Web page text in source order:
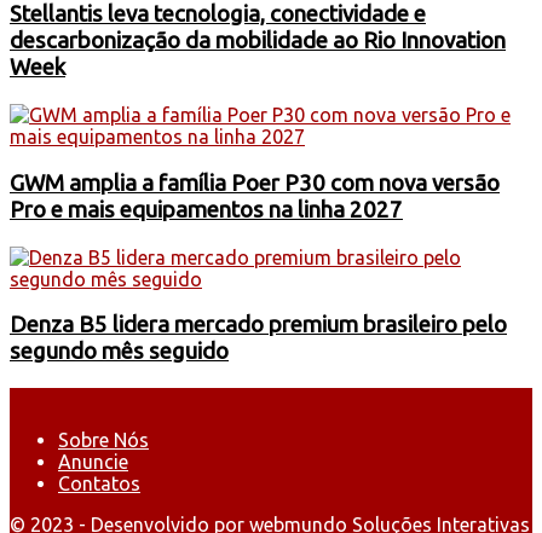
Stellantis leva tecnologia, conectividade e
descarbonização da mobilidade ao Rio Innovation
Week
GWM amplia a família Poer P30 com nova versão
Pro e mais equipamentos na linha 2027
Denza B5 lidera mercado premium brasileiro pelo
segundo mês seguido
Sobre Nós
Anuncie
Contatos
© 2023 - Desenvolvido por webmundo Soluções Interativas